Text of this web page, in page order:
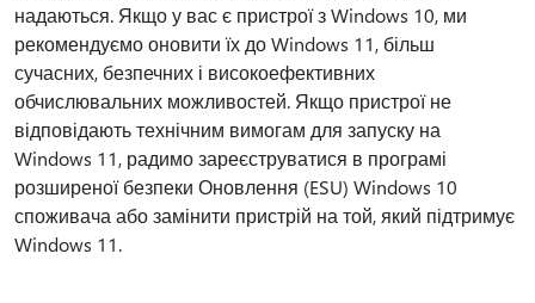
надаються. Якщо у вас є пристрої з Windows 10, ми
рекомендуємо оновити їх до Windows 11, більш
сучасних, безпечних і високоефективних
обчислювальних можливостей. Якщо пристрої не
відповідають технічним вимогам для запуску на
Windows 11, радимо зареєструватися в програмі
розширеної безпеки Оновлення (ESU) Windows 10
споживача або замінити пристрій на той, який підтримує
Windows 11.